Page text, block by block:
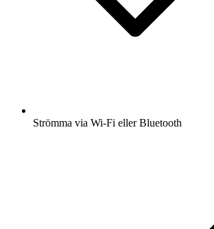
Strömma via Wi-Fi eller Bluetooth